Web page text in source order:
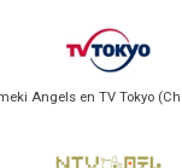
Angels en TV Tokyo